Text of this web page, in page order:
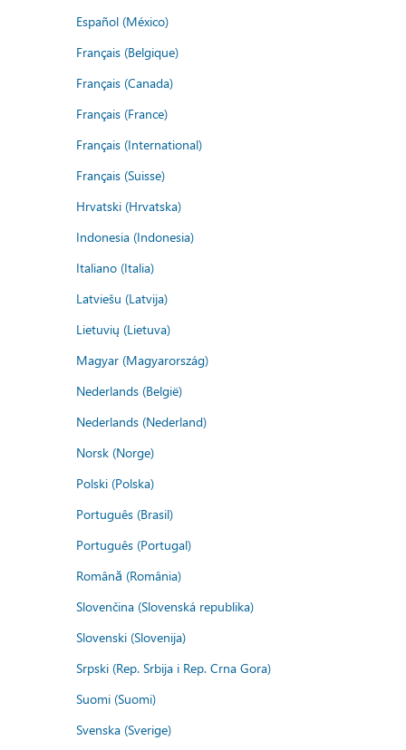
Español (México)
Français (Belgique)
Français (Canada)
Français (France)
Français (International)
Français (Suisse)
Hrvatski (Hrvatska)
Indonesia (Indonesia)
Italiano (Italia)
Latviešu (Latvija)
Lietuvių (Lietuva)
Magyar (Magyarország)
Nederlands (België)
Nederlands (Nederland)
Norsk (Norge)
Polski (Polska)
Português (Brasil)
Português (Portugal)
Română (România)
Slovenčina (Slovenská republika)
Slovenski (Slovenija)
Srpski (Rep. Srbija i Rep. Crna Gora)
Suomi (Suomi)
Svenska (Sverige)